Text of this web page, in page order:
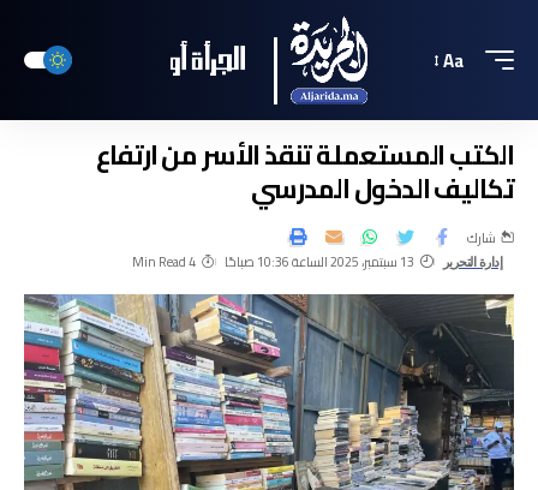
Aa
الكتب المستعملة تنقذ الأسر من ارتفاع
تكاليف الدخول المدرسي
إدارة التحرير 13 سبتمبر، 2025 الساعة 10:36 صباحًا 4 Min Read
شارك